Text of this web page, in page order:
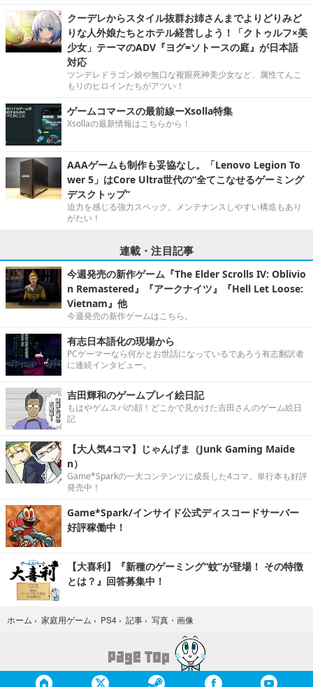
クーデレからスタイル抜群お姉さんまでよりどりみど
りな人外娘たちとホテル経営しよう！「クトゥルフ×美
少女」テーマのADV『ヨグ=ソトースの庭』が日本語
対応
ツンデレドラゴン娘や無口な複眼死神美少女など、属性てんこ
もりのヒロインたちがアツい！
ゲームコマースの最前線ーXsolla特集
Xsollaの最新情報はこちらから！
AAAゲームも制作も妥協なし。「Lenovo Legion To
wer 5」はCore Ultra世代の“全てこなせるゲーミング
デスクトップ”
迫力を感じる強力スペック。メンテナンスしやすい構造もあり
がたい！
連載・注目記事
今週発売の新作ゲーム『The Elder Scrolls IV: Oblivio
n Remastered』『アークナイツ』『Hell Let Loose:
Vietnam』他
今週発売の新作ゲームはこちら。
有志日本語化の現場から
PCゲーマーなら何かとお世話になっているであろう有志翻訳者
に連続インタビュー。
吉田輝和のゲームプレイ絵日記
もはやゲムスパの顔！どこかで見かけた吉田さんのゲーム絵日
記
【大人気4コマ】じゃんげま（Junk Gaming Maide
n）
Game*Sparkの一大コンテンツに成長した4コマ。単行本も好評
発売中！
Game*Spark/インサイド公式ディスコードサーバー
好評稼働中！
【大喜利】『新種のゲーミング“蚊”が登場！ その特徴
とは？』回答募集中！
ホーム › 家庭用ゲーム › PS4 › 記事 › 写真・画像